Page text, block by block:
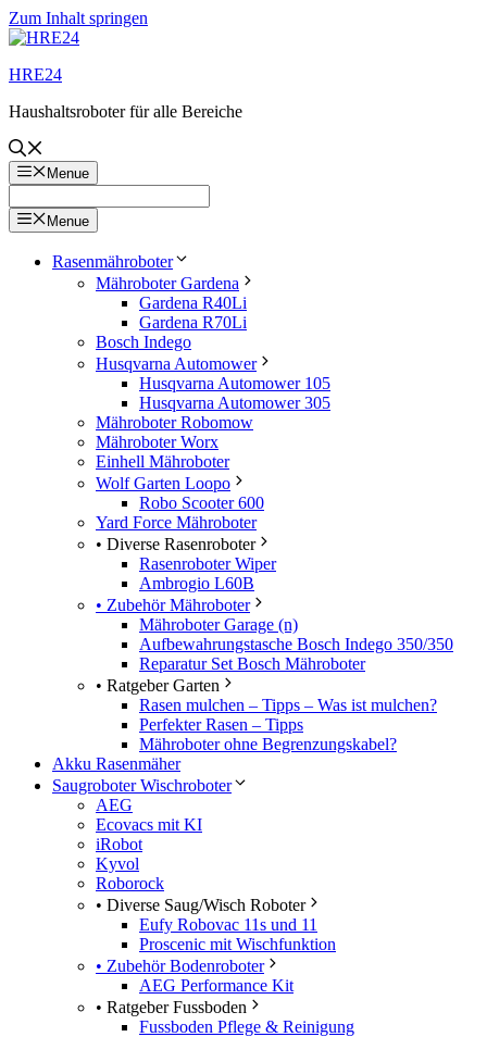
Zum Inhalt springen
HRE24
Haushaltsroboter für alle Bereiche
Menue
Menue
Rasenmähroboter
Mähroboter Gardena
Gardena R40Li
Gardena R70Li
Bosch Indego
Husqvarna Automower
Husqvarna Automower 105
Husqvarna Automower 305
Mähroboter Robomow
Mähroboter Worx
Einhell Mähroboter
Wolf Garten Loopo
Robo Scooter 600
Yard Force Mähroboter
• Diverse Rasenroboter
Rasenroboter Wiper
Ambrogio L60B
• Zubehör Mähroboter
Mähroboter Garage (n)
Aufbewahrungstasche Bosch Indego 350/350
Reparatur Set Bosch Mähroboter
• Ratgeber Garten
Rasen mulchen – Tipps – Was ist mulchen?
Perfekter Rasen – Tipps
Mähroboter ohne Begrenzungskabel?
Akku Rasenmäher
Saugroboter Wischroboter
AEG
Ecovacs mit KI
iRobot
Kyvol
Roborock
• Diverse Saug/Wisch Roboter
Eufy Robovac 11s und 11
Proscenic mit Wischfunktion
• Zubehör Bodenroboter
AEG Performance Kit
• Ratgeber Fussboden
Fussboden Pflege & Reinigung